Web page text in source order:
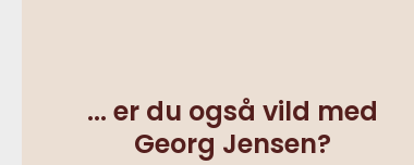
Karriere hos os
... er du også vild med
Georg Jensen?